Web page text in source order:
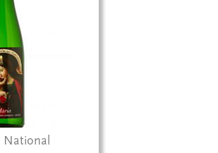
National